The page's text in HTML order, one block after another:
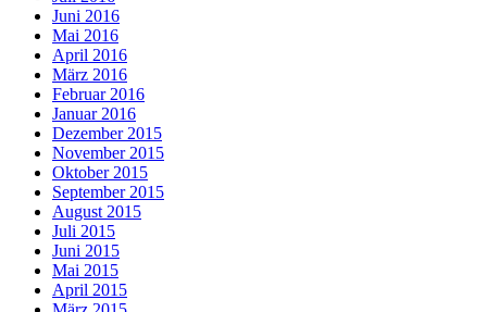
Juni 2016
Mai 2016
April 2016
März 2016
Februar 2016
Januar 2016
Dezember 2015
November 2015
Oktober 2015
September 2015
August 2015
Juli 2015
Juni 2015
Mai 2015
April 2015